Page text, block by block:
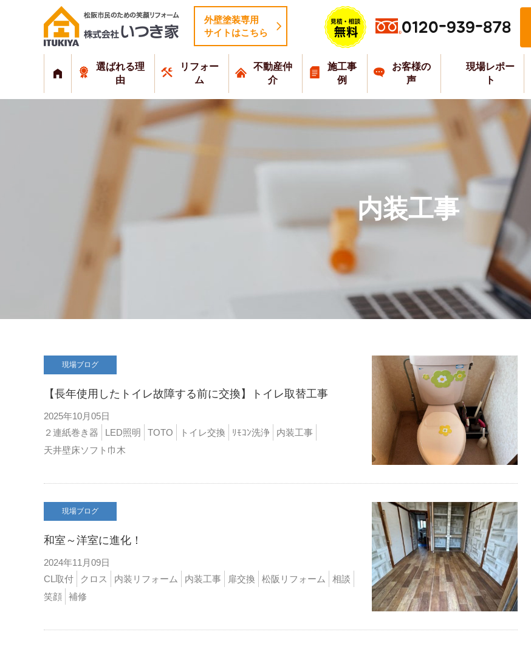
外壁塗装専用
サイトはこちら
0120-939-878
選ばれる理
由
リフォー
ム
不動産仲
介
施工事
例
お客様の
声
現場レポー
ト
内装工事
現場ブログ
【長年使用したトイレ故障する前に交換】トイレ取替工事
2025年10月05日
２連紙巻き器
LED照明 TOTO トイレ交換 ﾘﾓｺﾝ洗浄
内装工事
天井壁床ソフト巾木
現場ブログ
和室～洋室に進化！
2024年11月09日
CL取付
クロス 内装リフォーム 内装工事 扉交換 松阪リフォーム
相談
笑顔
補修